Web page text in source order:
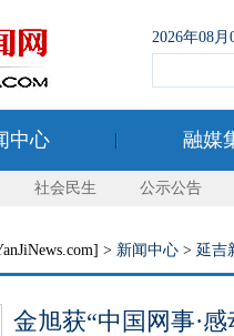
2026年08
中心 融媒
社会民生 公示公告
> 新闻中心 > 延吉
金旭获“中国网事·